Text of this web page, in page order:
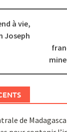
à vie,
Joseph
de